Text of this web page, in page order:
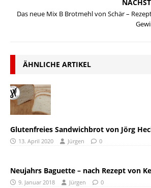
Das neue Mix B Brotmehl von Schär –
ÄHNLICHE ARTIKEL
Glutenfreies Sandwichbrot von Jörg
13. April 2020 Jürgen 0
Neujahrs Baguette – nach Rezept von
9. Januar 2018 Jürgen 0